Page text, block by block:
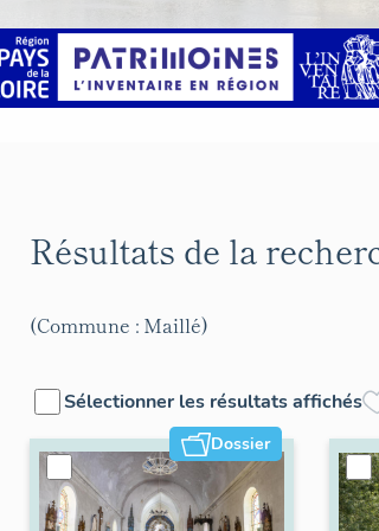
Résultats de la
(Commune : Maillé)
Sélectionner les résultats affichés
Dossier